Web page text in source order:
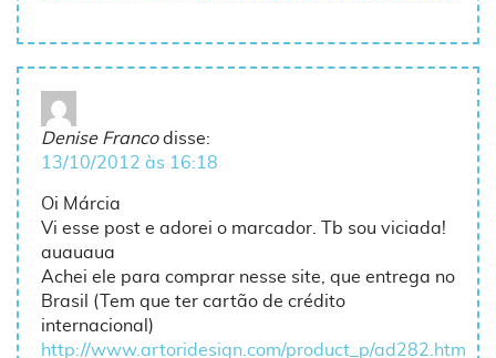
Denise Franco disse:
13/10/2012 às 16:18
Oi Márcia
Vi esse post e adorei o marcador. Tb sou viciada!
auauaua
Achei ele para comprar nesse site, que entrega no
Brasil (Tem que ter cartão de crédito
internacional)
http://www.artoridesign.com/product_p/ad282.htm